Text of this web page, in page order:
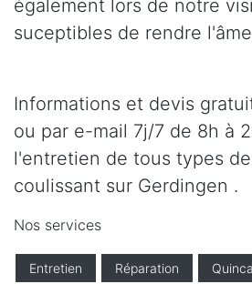
également lors de notre
suceptibles de rendre
Informations et devis
ou par e-mail 7j/7 de 8h à
l'entretien de tous types
coulissant sur Gerdingen .
Nos services
Entretien Réparation